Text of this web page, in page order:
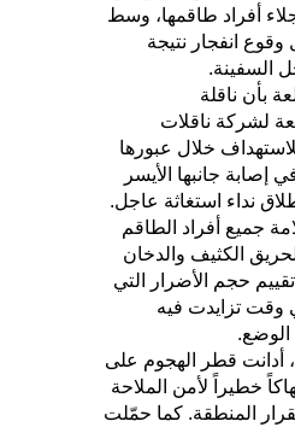
أفراد طاقمها، وسط
انفجار نتيجة
السفينة.
بأن ناقلة
لشركة ناقلات
خلال عبورها
إصابة جانبها الأيسر
نداء استغاثة عاجل.
جميع أفراد الطاقم
الكثيف والدخان
حجم الأضرار التي
وقت تزايدت فيه
الوضع.
قطر الهجوم على
خطيراً لأمن الملاحة
المنطقة. كما حمّلت